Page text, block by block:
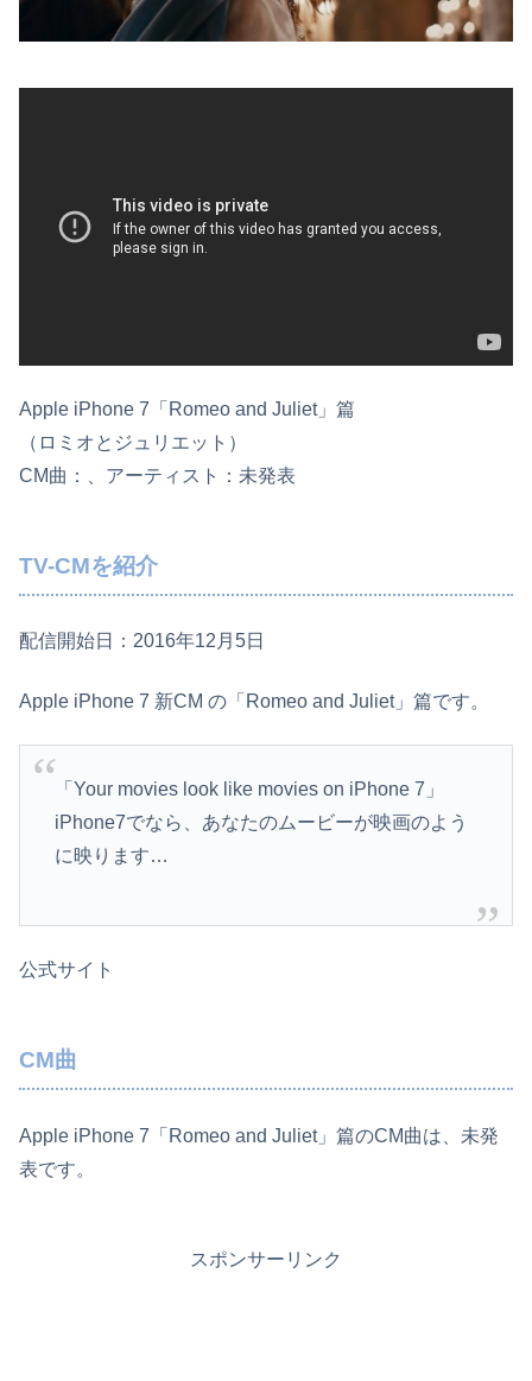
Apple iPhone 7「Romeo and Juliet」篇
（ロミオとジュリエット）
CM曲：、アーティスト：未発表
TV-CMを紹介
配信開始日：2016年12月5日
Apple iPhone 7 新CM の「Romeo and Juliet」篇です。
「Your movies look like movies on iPhone 7」
iPhone7でなら、あなたのムービーが映画のよう
に映ります…
公式サイト
CM曲
Apple iPhone 7「Romeo and Juliet」篇のCM曲は、未発
表です。
スポンサーリンク